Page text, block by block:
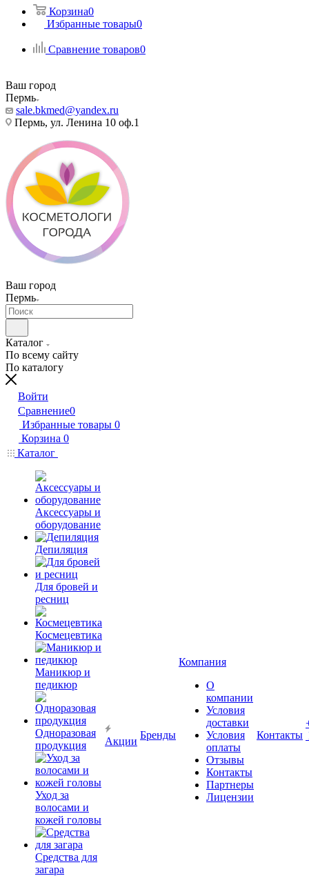
Корзина0
Избранные товары0
Сравнение товаров0
Ваш город
Пермь
sale.bkmed@yandex.ru
Пермь, ул. Ленина 10 оф.1
Ваш город
Пермь
Каталог
По всему сайту
По каталогу
Войти
Сравнение0
Избранные товары 0
Корзина 0
Каталог
Аксессуары и
оборудование
Депиляция
Для бровей и
ресниц
Космецевтика
Маникюр и
педикюр
Одноразовая
продукция
Уход за
волосами и
кожей головы
Средства для
загара
Акции
Бренды
Компания
О
компании
Условия
доставки
Условия
оплаты
Отзывы
Контакты
Партнеры
Лицензии
Контакты